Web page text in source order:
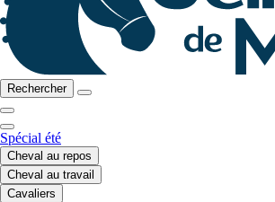
Rechercher
Spécial été
Cheval au repos
Cheval au travail
Cavaliers